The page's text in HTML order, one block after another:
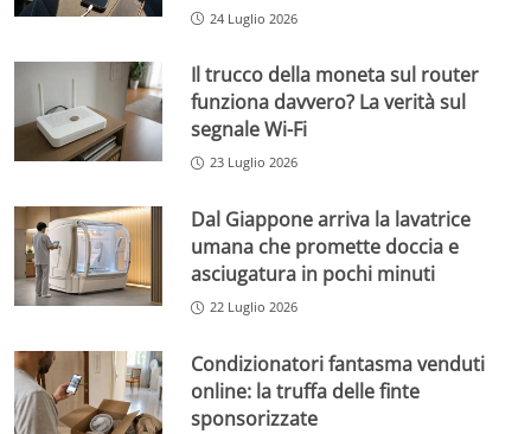
24 Luglio 2026
Il trucco della moneta sul router
funziona davvero? La verità sul
segnale Wi-Fi
23 Luglio 2026
Dal Giappone arriva la lavatrice
umana che promette doccia e
asciugatura in pochi minuti
22 Luglio 2026
Condizionatori fantasma venduti
online: la truffa delle finte
sponsorizzate